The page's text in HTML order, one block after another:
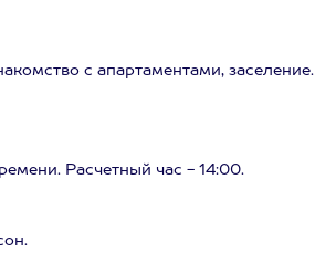
с апартаментами, заселение.
Расчетный час - 14:00.